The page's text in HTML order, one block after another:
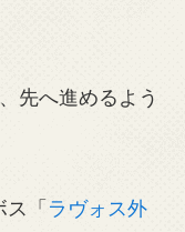
先へ進めるよう
「 ラヴォス外